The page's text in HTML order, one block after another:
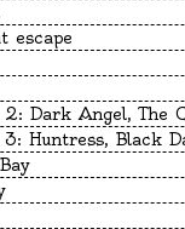
escape
Angel, The
Huntress, Black